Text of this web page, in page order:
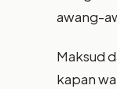
awang-
Maksud
kapan